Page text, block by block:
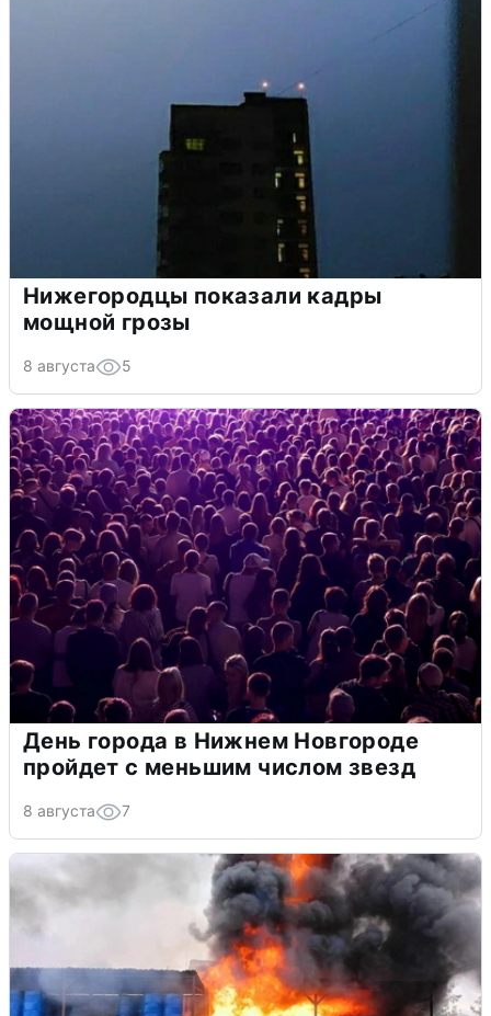
Нижегородцы показали кадры
мощной грозы
8 августа 5
День города в Нижнем Новгороде
пройдет с меньшим числом звезд
8 августа 7